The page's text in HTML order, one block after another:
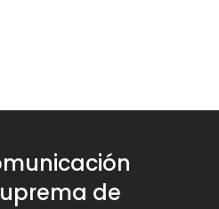
de